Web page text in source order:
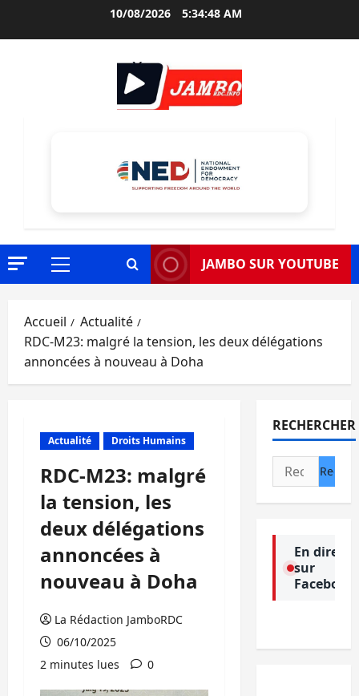
10/08/2026 5:34:50 AM
Menu
JAMBO SUR YOUTUBE
Accueil
Actualité
RDC-M23: malgré la tension, les deux délégations
annoncées à nouveau à Doha
Actualité Droits Humains
RDC-M23: malgré
la tension, les
deux délégations
annoncées à
nouveau à Doha
La Rédaction JamboRDC
06/10/2025
2 minutes lues
0
RECHERCHER
Rechercher :
En direct
sur
Facebook